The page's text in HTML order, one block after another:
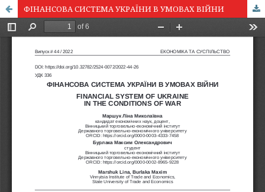
ФІНАНСОВА СИСТЕМА УКРАЇНИ В УМОВАХ ВІЙНИ